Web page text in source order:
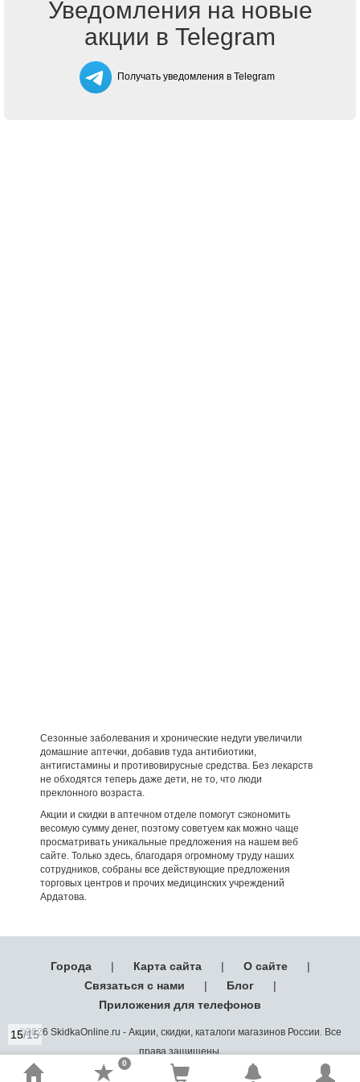
15/15
Уведомления на новые
акции в Telegram
Получать уведомления в Telegram
Сезонные заболевания и хронические недуги увеличили
домашние аптечки, добавив туда антибиотики,
антигистамины и противовирусные средства. Без лекарств
не обходятся теперь даже дети, не то, что люди
преклонного возраста.
Акции и скидки в аптечном отделе помогут сэкономить
весомую сумму денег, поэтому советуем как можно чаще
просматривать уникальные предложения на нашем веб
сайте. Только здесь, благодаря огромному труду наших
сотрудников, собраны все действующие предложения
торговых центров и прочих медицинских учреждений
Ардатова.
Города | Карта сайта | О сайте
|
Связаться с нами
| Блог
|
Приложения для телефонов
©2026 SkidkaOnline.ru - Акции, скидки, каталоги магазинов России. Все
права защищены.
0